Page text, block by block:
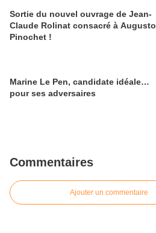
Sortie du nouvel ouvrage de Jean-
Claude Rolinat consacré à Augusto
Pinochet !
Marine Le Pen, candidate idéale…
pour ses adversaires
Commentaires
Ajouter un commentaire